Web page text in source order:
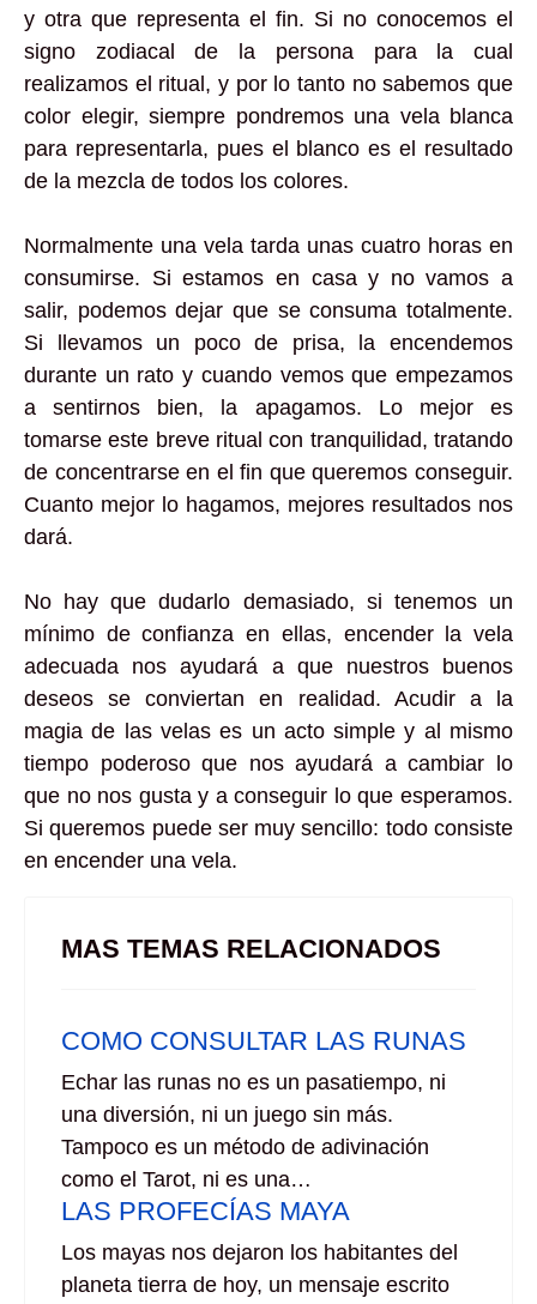
y otra que representa el fin. Si no conocemos el
signo zodiacal de la persona para la cual
realizamos el ritual, y por lo tanto no sabemos que
color elegir, siempre pondremos una vela blanca
para representarla, pues el blanco es el resultado
de la mezcla de todos los colores.
Normalmente una vela tarda unas cuatro horas en
consumirse. Si estamos en casa y no vamos a
salir, podemos dejar que se consuma totalmente.
Si llevamos un poco de prisa, la encendemos
durante un rato y cuando vemos que empezamos
a sentirnos bien, la apagamos. Lo mejor es
tomarse este breve ritual con tranquilidad, tratando
de concentrarse en el fin que queremos conseguir.
Cuanto mejor lo hagamos, mejores resultados nos
dará.
No hay que dudarlo demasiado, si tenemos un
mínimo de confianza en ellas, encender la vela
adecuada nos ayudará a que nuestros buenos
deseos se conviertan en realidad. Acudir a la
magia de las velas es un acto simple y al mismo
tiempo poderoso que nos ayudará a cambiar lo
que no nos gusta y a conseguir lo que esperamos.
Si queremos puede ser muy sencillo: todo consiste
en encender una vela.
MAS TEMAS RELACIONADOS
COMO CONSULTAR LAS RUNAS
Echar las runas no es un pasatiempo, ni
una diversión, ni un juego sin más.
Tampoco es un método de adivinación
como el Tarot, ni es una…
LAS PROFECÍAS MAYA
Los mayas nos dejaron los habitantes del
planeta tierra de hoy, un mensaje escrito